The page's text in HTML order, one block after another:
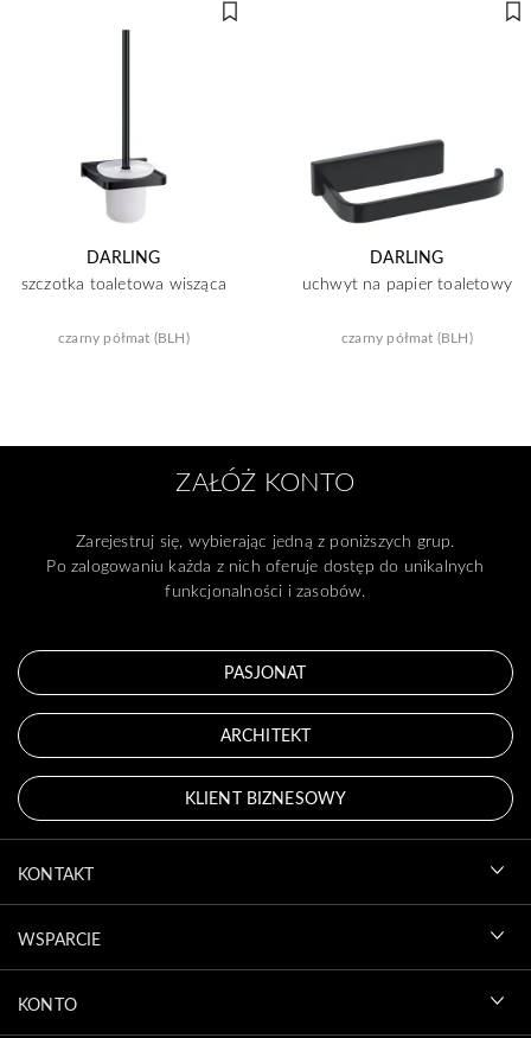
DARLING
szczotka toaletowa wisząca
czarny półmat (BLH)
DARLING
uchwyt na papier toaletowy
czarny półmat (BLH)
ZAŁÓŻ KONTO
Zarejestruj się, wybierając jedną z poniższych grup.
Po zalogowaniu każda z nich oferuje dostęp do unikalnych
funkcjonalności i zasobów.
PASJONAT
ARCHITEKT
KLIENT BIZNESOWY
KONTAKT
WSPARCIE
KONTO